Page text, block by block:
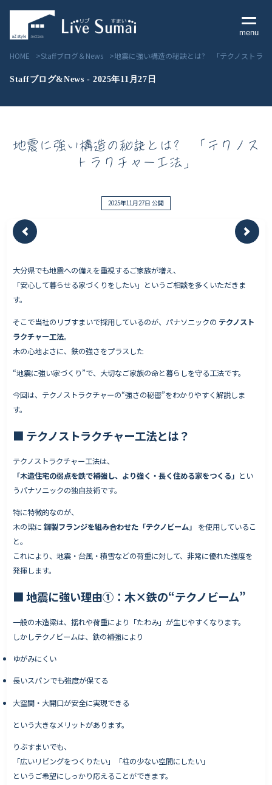
menu
Livesumai 住宅標準性能
物件情報
Works - 施工実績
オーナー様の声
会社情報
代表挨拶
スタッフ紹介
会社概要
Staff ブログ&News
HOME Staffブログ＆News 地震に強い構造の秘訣とは? 「テクノストラク
Staffブログ&News - 2025年11月27日
地震に強い構造の秘訣とは? 「テクノス
トラクチャー工法」
2025年11月27日 公開
大分県でも地震への備えを重視するご家族が増え、
「安心して暮らせる家づくりをしたい」というご相談を多くいただきま
す。
そこで当社のリブすまいで採用しているのが、パナソニックの テクノスト
ラクチャー工法。
木の心地よさに、鉄の強さをプラスした
“地震に強い家づくり”で、大切なご家族の命と暮らしを守る工法です。
今回は、テクノストラクチャーの“強さの秘密”をわかりやすく解説しま
す。
■ テクノストラクチャー工法とは？
テクノストラクチャー工法は、
「木造住宅の弱点を鉄で補強し、より強く・長く住める家をつくる」 とい
うパナソニックの独自技術です。
特に特徴的なのが、
木の梁に鋼製フランジを組み合わせた「テクノビーム」
を使用しているこ
と。
これにより、地震・台風・積雪などの荷重に対して、非常に優れた強度を
発揮します。
■地震に強い理由①：木×鉄の“テクノビーム”
一般の木造梁は、揺れや荷重により「たわみ」が生じやすくなります。
しかしテクノビームは、鉄の補強により
ゆがみにくい
長いスパンでも強度が保てる
大空間・大開口が安全に実現できる
という大きなメリットがあります。
りぶすまいでも、
「広いリビングをつくりたい」「柱の少ない空間にしたい」
というご希望にしっかり応えることができます。